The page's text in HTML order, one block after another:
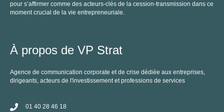
pour s’affirmer comme des acteurs-clés de la cession-transmission dans ce
moment crucial de la vie entrepreneuriale.
À propos de VP Strat
Agence de communication corporate et de crise dédiée aux entreprises,
dirigeants, acteurs de l'investissement et professions de services
01 40 28 46 18